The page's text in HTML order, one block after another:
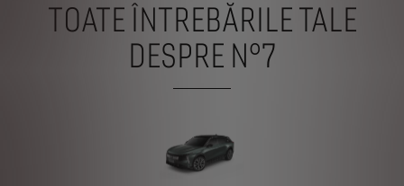
TOATE ÎNTREBĂRILE TALE
DESPRE N°7